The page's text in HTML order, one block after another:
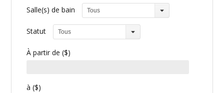
Salle(s) de bain Tous
Statut Tous
À partir de ($)
à ($)